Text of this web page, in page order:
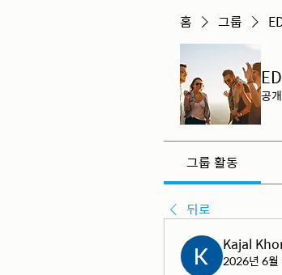
홈 그룹
공개
그룹 활동
뒤로
Kajal
2026년 6월